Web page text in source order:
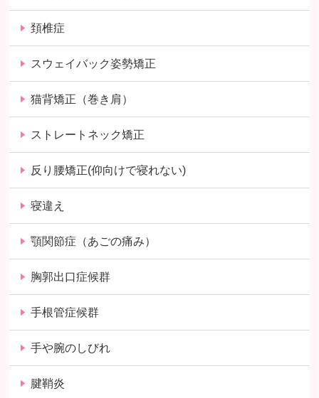
頚椎症
スウェイバック姿勢矯正
猫背矯正（巻き肩）
ストレートネック矯正
反り腰矯正(仰向けで寝れない)
寝違え
顎関節症（あごの痛み）
胸郭出口症候群
手根管症候群
手や腕のしびれ
腱鞘炎